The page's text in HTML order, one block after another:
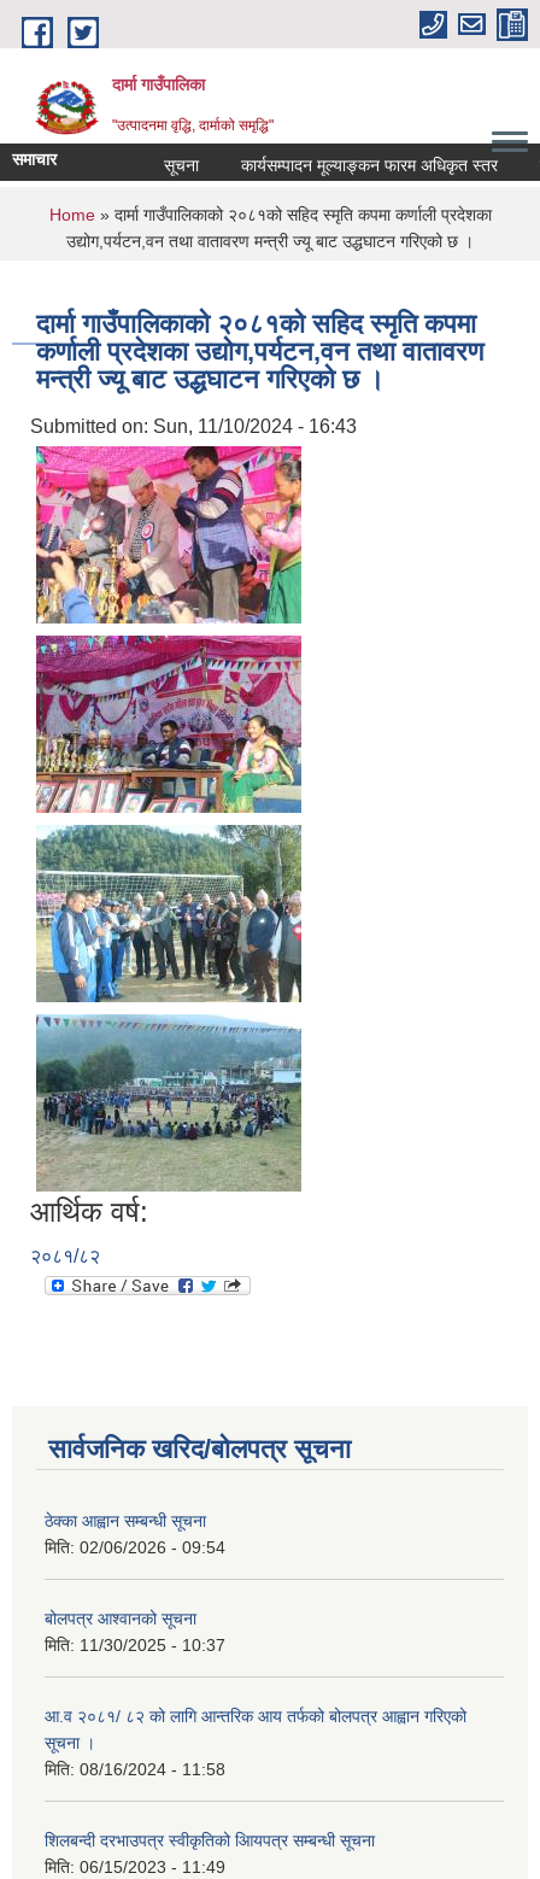
Skip to main content
दार्मा गाउँपालिका
"उत्पादनमा वृद्धि, दार्माको समृद्धि"
समाचार सूचना कार्यसम्पादन मूल्याङ्कन फारम अधिकृत स्तर
You are here
Home» दार्मा गाउँपालिकाको २०८१को सहिद स्मृति कपमा कर्णाली प्रदेशका
उद्योग,पर्यटन,वन तथा वातावरण मन्त्री ज्यू बाट उद्धघाटन गरिएको छ ।
दार्मा गाउँपालिकाको २०८१को सहिद स्मृति कपमा
कर्णाली प्रदेशका उद्योग,पर्यटन,वन तथा वातावरण
मन्त्री ज्यू बाट उद्धघाटन गरिएको छ ।
Submitted on: Sun, 11/10/2024 - 16:43
आर्थिक वर्ष:
२०८१/८२
सार्वजनिक खरिद/बोलपत्र सूचना
ठेक्का आह्वान सम्बन्धी सूचना
मिति: 02/06/2026 - 09:54
बोलपत्र आश्वानको सूचना
मिति: 11/30/2025 - 10:37
आ.व २०८१/ ८२ को लागि आन्तरिक आय तर्फको बोलपत्र आह्वान गरिएको
सूचना ।
मिति: 08/16/2024 - 11:58
शिलबन्दी दरभाउपत्र स्वीकृतिको आियपत्र सम्बन्धी सूचना
मिति: 06/15/2023 - 11:49